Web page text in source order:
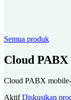
Semua produk
Cloud
Cloud PABX
AktifDiskusikan